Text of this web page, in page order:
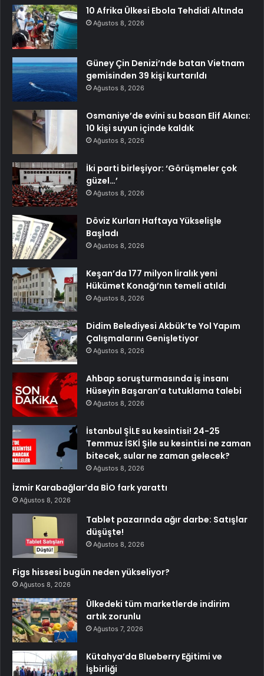
10 Afrika Ülkesi Ebola Tehdidi Altında
Ağustos 8, 2026
Güney Çin Denizi’nde batan Vietnam
gemisinden 39 kişi kurtarıldı
Ağustos 8, 2026
Osmaniye’de evini su basan Elif Akıncı:
10 kişi suyun içinde kaldık
Ağustos 8, 2026
İki parti birleşiyor: ‘Görüşmeler çok
güzel…’
Ağustos 8, 2026
Döviz Kurları Haftaya Yükselişle
Başladı
Ağustos 8, 2026
Keşan’da 177 milyon liralık yeni
Hükümet Konağı’nın temeli atıldı
Ağustos 8, 2026
Didim Belediyesi Akbük’te Yol Yapım
Çalışmalarını Genişletiyor
Ağustos 8, 2026
Ahbap soruşturmasında iş insanı
Hüseyin Başaran’a tutuklama talebi
Ağustos 8, 2026
İstanbul ŞİLE su kesintisi! 24-25
Temmuz İSKİ Şile su kesintisi ne zaman
bitecek, sular ne zaman gelecek?
Ağustos 8, 2026
İzmir Karabağlar’da BİO fark yarattı
Ağustos 8, 2026
Tablet pazarında ağır darbe: Satışlar
düşüşte!
Ağustos 8, 2026
Figs hissesi bugün neden yükseliyor?
Ağustos 8, 2026
Ülkedeki tüm marketlerde indirim
artık zorunlu
Ağustos 7, 2026
Kütahya’da Blueberry Eğitimi ve
İşbirliği